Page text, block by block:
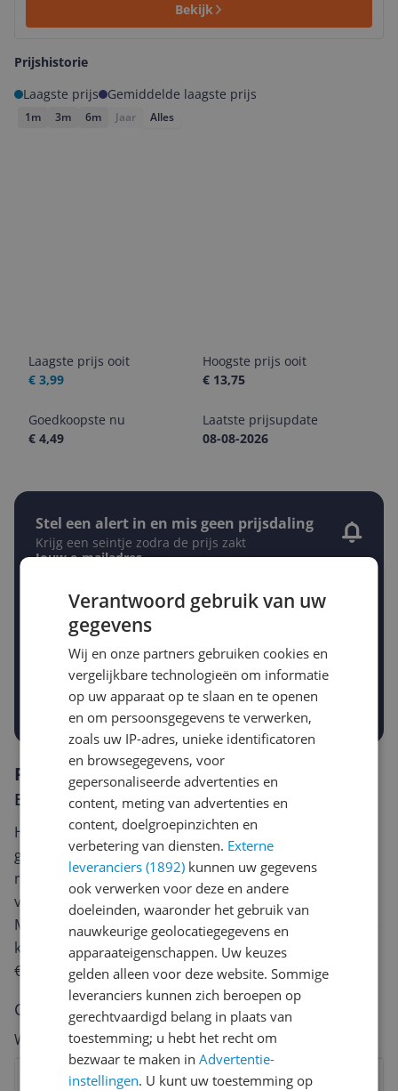
Bekijk
Prijshistorie
Laagste prijs
Gemiddelde laagste prijs
1m 3m 6m Jaar Alles
Laagste prijs ooit
€ 3,99
Hoogste prijs ooit
€ 13,75
Goedkoopste nu
€ 4,49
Laatste prijsupdate
08-08-2026
Stel een alert in en mis geen prijsdaling
Krijg een seintje zodra de prijs zakt
Jouw e-mailadres
Gewenste daling of bedrag
-5% -10% -15%
Gewenste prijs
€
Prijsalert aanzetten
Reviews
Er zijn nog geen reviews geschreven
Heb jij dit product in bezit en wil je graag je mening
geven? Start dan hieronder met het schrijven van je
review. Afhankelijk van de details duurt het schrijven
van een review gemiddeld tussen de 3 en 10 minuten.
Met jouw mening help je andere bezoekers een betere
keuze te maken én maak je iedere maand kans op
€250,-!
Klik hier voor de actievoorwaarden.
Cijfer
Welk cijfer geef jij dit product?
8
7
6
5
4
3
2
Verantwoord gebruik van uw
gegevens
Wij en onze partners gebruiken cookies en
vergelijkbare technologieën om informatie
op uw apparaat op te slaan en te openen
en om persoonsgegevens te verwerken,
zoals uw IP-adres, unieke identificatoren
en browsegegevens, voor
gepersonaliseerde advertenties en
content, meting van advertenties en
content, doelgroepinzichten en
verbetering van diensten. Externe
leveranciers (1892) kunnen uw gegevens
ook verwerken voor deze en andere
doeleinden, waaronder het gebruik van
nauwkeurige geolocatiegegevens en
apparaateigenschappen. Uw keuzes
gelden alleen voor deze website. Sommige
leveranciers kunnen zich beroepen op
gerechtvaardigd belang in plaats van
toestemming; u hebt het recht om
bezwaar te maken inAdvertentie-
instellingen. U kunt uw toestemming op